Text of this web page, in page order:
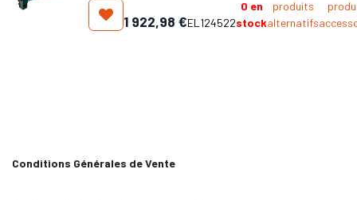
1 922,98 €EL124522
0 en
stock
produits
alternatifs
Conditions Générales de Vente